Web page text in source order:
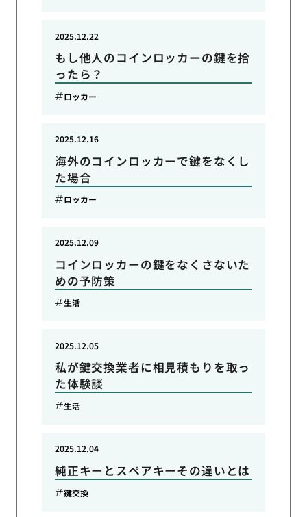
もし他人のコインロッカーの鍵を拾
ったら？
2025.12.22
ロッカー
海外のコインロッカーで鍵をなくし
た場合
2025.12.16
ロッカー
コインロッカーの鍵をなくさないた
めの予防策
2025.12.09
生活
私が鍵交換業者に相見積もりを取っ
た体験談
2025.12.05
生活
純正キーとスペアキーその違いとは
2025.12.04
鍵交換